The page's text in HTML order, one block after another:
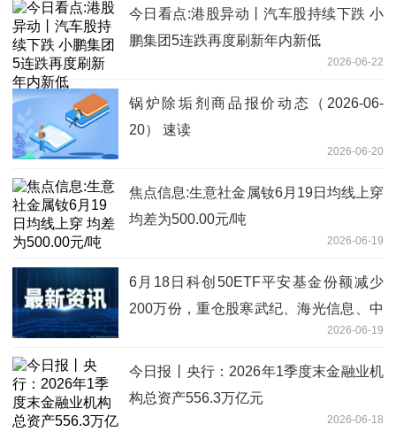
今日看点:港股异动丨汽车股持续下跌 小
鹏集团5连跌再度刷新年内新低
2026-06-22
锅炉除垢剂商品报价动态（2026-06-
20） 速读
2026-06-20
焦点信息:生意社金属钕6月19日均线上穿
均差为500.00元/吨
2026-06-19
6月18日科创50ETF平安基金份额减少
200万份，重仓股寒武纪、海光信息、中
2026-06-19
今日报丨央行：2026年1季度末金融业机
构总资产556.3万亿元
2026-06-18